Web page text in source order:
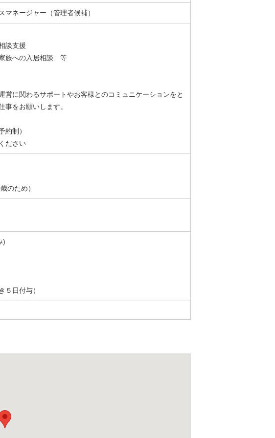
マネージャー（管理者候補）
談支援
族への入居相談 等
営に関わるサポートやお客様とのコミュニケーションをと
事をお願いします。
約制）
ださい
のため）
)
５日付与）